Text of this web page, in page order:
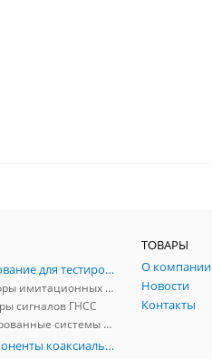
Оборудование для тестирования и симуляции ГНСС
Генераторы имитационных и заградительных помех
сигналов ГНСС
Интегрированные системы защиты от ГНСС-помех
РЧ-компоненты коаксиальные
ТОВАРЫ
О компании
Новости
Контакты